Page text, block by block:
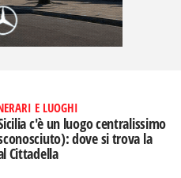
E LUOGHI
c'è un luogo centralissimo
dove si trova la
Cittadella